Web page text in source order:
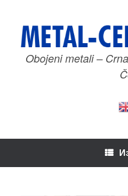
садржај
Obojeni metali –